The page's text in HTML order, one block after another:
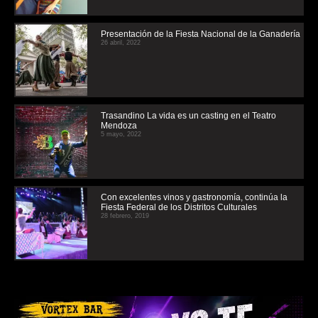
Presentación de la Fiesta Nacional de la Ganadería
26 abril, 2022
Trasandino La vida es un casting en el Teatro
Mendoza
5 mayo, 2022
Con excelentes vinos y gastronomía, continúa la
Fiesta Federal de los Distritos Culturales
28 febrero, 2019